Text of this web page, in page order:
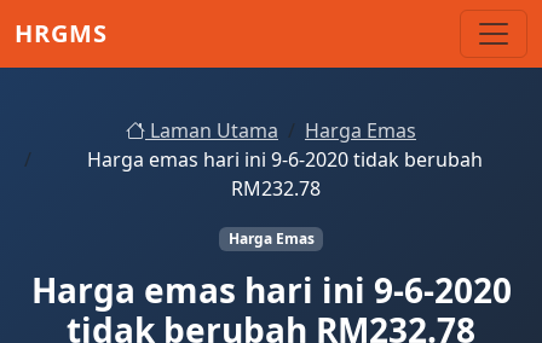
HRGMS
Laman Utama
Harga Emas
Harga emas hari ini 9-6-2020 tidak berubah
RM232.78
Harga Emas
Harga emas hari ini 9-6-2020
tidak berubah RM232.78